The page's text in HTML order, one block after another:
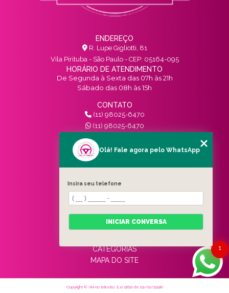
ENDEREÇO
R. Lupe Gigliotti, 81
Vila Pirituba - São Paulo - CEP: 05164-095
HORÁRIO DE ATENDIMENTO
De Segunda à Sexta das 07h às 21h
Sábado das 08h às 15h
CONTATO
(11) 98025-6470
(11) 98025-6470
contato@vivinotransito.com.br
SIGA-NOS!
MENU
HOME
QUEM SOMOS
SERVIÇOS
BLOG
CATEGORIAS
MAPA DO SITE
Copyright © Vivi no trânsito. (Lei 9610 de 19/02/1998)
1
Olá! Fale agora pelo WhatsApp
Insira seu telefone
INICIAR CONVERSA